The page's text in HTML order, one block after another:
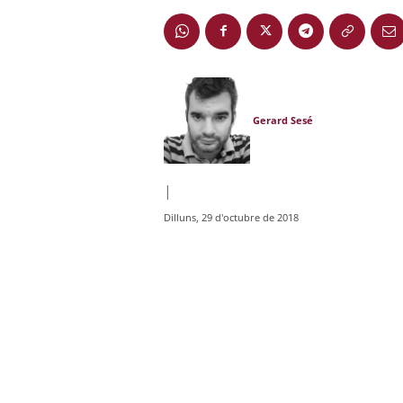
Gerard Sesé
|
Dilluns, 29 d'octubre de 2018